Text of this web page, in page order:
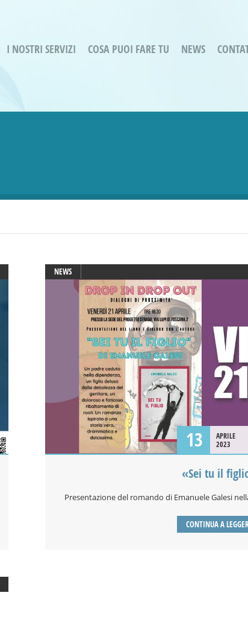
I NOSTRI SERVIZI
Bessimo Due
ergoterapica
COSA PUOI FARE TU NEWS
NEWS
13
APRILE
2023
«Sei tu il
Presentazione del romando di Emanuele Galesi
CONTINUA A